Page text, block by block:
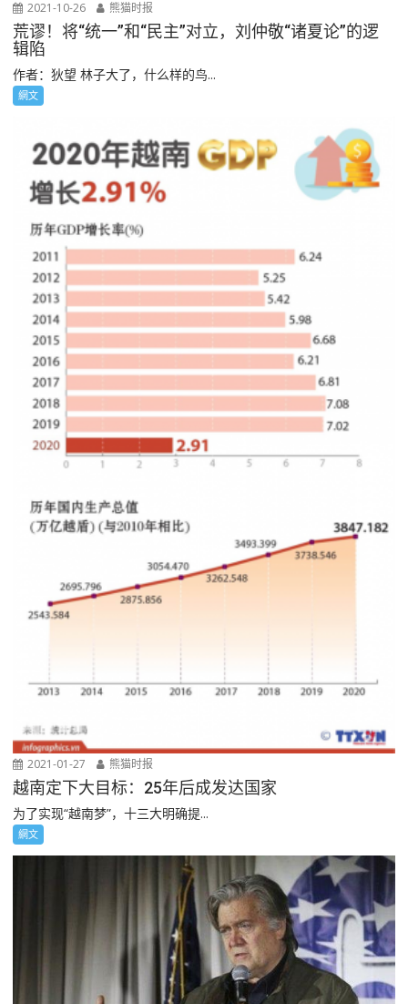
2021-10-26 熊猫时报
荒谬！将“统一”和“民主”对立，刘仲敬“诸夏论”的逻
辑陷
作者：狄望 林子大了，什么样的鸟...
網文
2021-01-27 熊猫时报
越南定下大目标：25年后成发达国家
为了实现“越南梦”，十三大明确提...
網文